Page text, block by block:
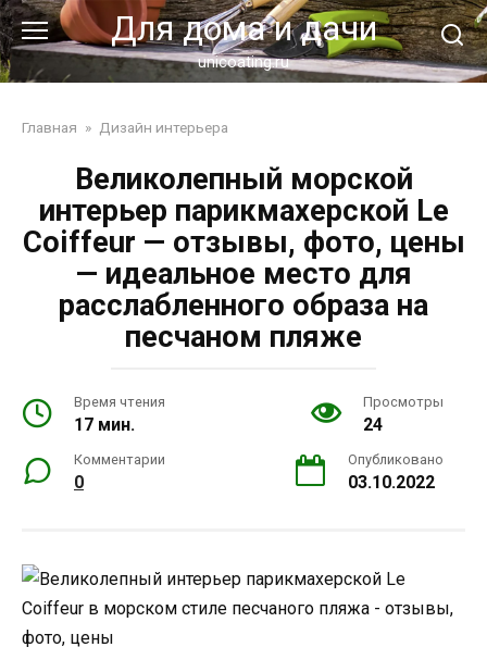
Перейти
к
контенту
Для дома и дачи
unicoating.ru
Главная » Дизайн интерьера
Великолепный морской
интерьер парикмахерской Le
Coiffeur — отзывы, фото, цены
— идеальное место для
расслабленного образа на
песчаном пляже
Время чтения
17 мин.
Просмотры
24
Комментарии
0
Опубликовано
03.10.2022